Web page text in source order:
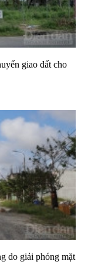
giao đất cho
do giải phóng mặt